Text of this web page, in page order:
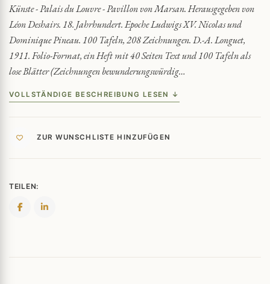
Künste - Palais du Louvre - Pavillon von Marsan. Herausgegeben von
Léon Deshairs. 18. Jahrhundert. Epoche Ludwigs XV. Nicolas und
Dominique Pineau. 100 Tafeln, 208 Zeichnungen. D.-A. Longuet,
1911. Folio-Format, ein Heft mit 40 Seiten Text und 100 Tafeln als
lose Blätter (Zeichnungen bewunderungswürdig…
VOLLSTÄNDIGE BESCHREIBUNG LESEN ↓
ZUR WUNSCHLISTE HINZUFÜGEN
TEILEN: